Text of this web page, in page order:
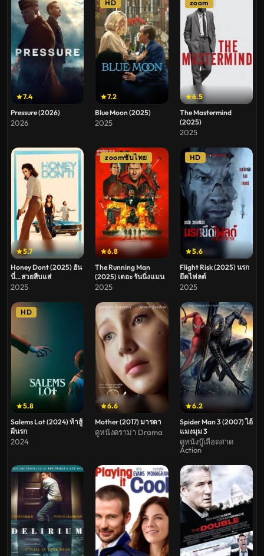
7.4
Pressure (2026)
2026
7.2
HD
Blue Moon (2025)
2025
6.5
zoom
The Mastermind
(2025)
2025
5.7
Honey Dont (2025) ฮัน
นี่…สวยสืบแส่
2025
6.8
zoomซับไทย
The Running Man
(2025) เดอะ รันนิ่งแมน
2025
5.6
HD
Flight Risk (2025) นรก
ยึดไฟลต์
2025
5.8
HD
Salems Lot (2024) ท้าสู้
ผีนรก
2024
6.6
Mother (2017) มารดา
ดูหนังดราม่า Drama
6.2
Spider Man 3 (2007) ไอ้
แมงมุม 3
ดูหนังบู๊เลือดสาด
Action